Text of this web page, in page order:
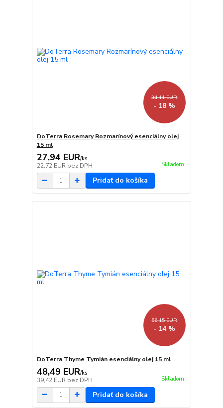
34,11 EUR
- 18 %
DoTerra Rosemary Rozmarínový esenciálny olej
15 ml
27,94 EUR/ks
22,72 EUR bez DPH Skladom
Pridať do košíka
56,15 EUR
- 14 %
DoTerra Thyme Tymián esenciálny olej 15 ml
48,49 EUR/ks
39,42 EUR bez DPH Skladom
Pridať do košíka